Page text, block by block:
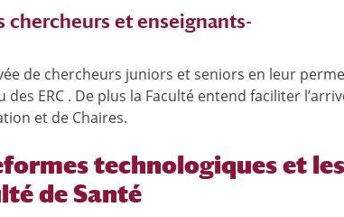
chercheurs et enseignants-
de chercheurs juniors et seniors en leur
des ERC . De plus la Faculté entend faciliter
et de Chaires.
technologiques et les
de Santé